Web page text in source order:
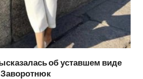
об уставшем виде